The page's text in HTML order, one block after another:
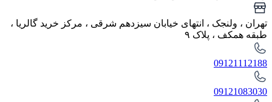
تهران ، ولنجک‌ ، انتهای خیابان سیزدهم شرقی ، مرکز خرید گالریا ،
طبقه همکف ، پلاک ۹
09121112188
09121083030